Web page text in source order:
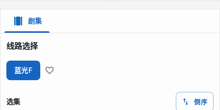
剧集
线路选择
蓝光F
选集 倒序